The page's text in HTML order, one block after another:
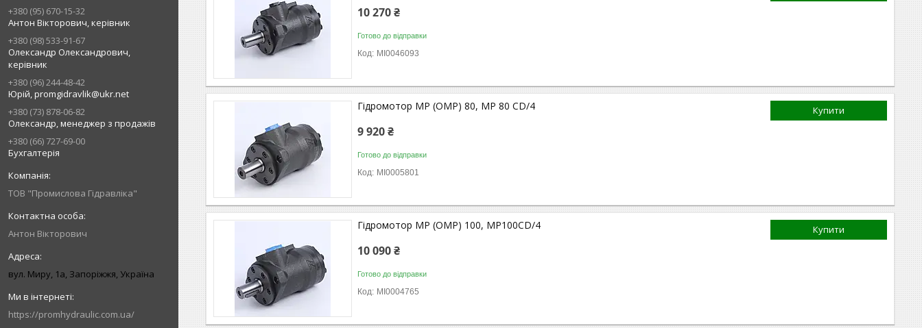
+380 (95) 670-15-32
Антон Вікторович, керівник
+380 (98) 533-91-67
Олександр Олександрович,
керівник
+380 (96) 244-48-42
Юрій, promgidravlik@ukr.net
+380 (73) 878-06-82
Олександр, менеджер з продажів
+380 (66) 727-69-00
Бухгалтерія
ТОВ "Промислова Гідравліка"
Антон Вікторович
вул. Миру, 1а, Запоріжжя, Україна
https://promhydraulic.com.ua/
10 270 ₴
Готово до відправки
MI0046093
Купити
Гідромотор MP (OMP) 80, MP 80 CD/4
9 920 ₴
Готово до відправки
MI0005801
Купити
Гідромотор MP (OMP) 100, MP100CD/4
10 090 ₴
Готово до відправки
MI0004765